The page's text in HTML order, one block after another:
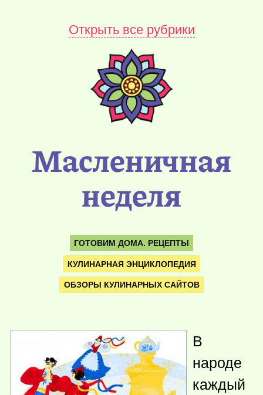
Открыть все рубрики
Масленичная
неделя
ГОТОВИМ ДОМА. РЕЦЕПТЫ
КУЛИНАРНАЯ ЭНЦИКЛОПЕДИЯ
ОБЗОРЫ КУЛИНАРНЫХ САЙТОВ
В
народе
каждый